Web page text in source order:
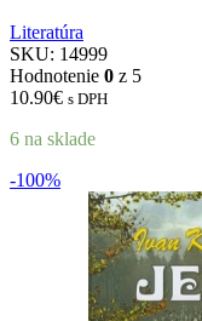
Literatúra
SKU: 14999
Hodnotenie 0 z 5
10.90€ s DPH
6 na sklade
-100%